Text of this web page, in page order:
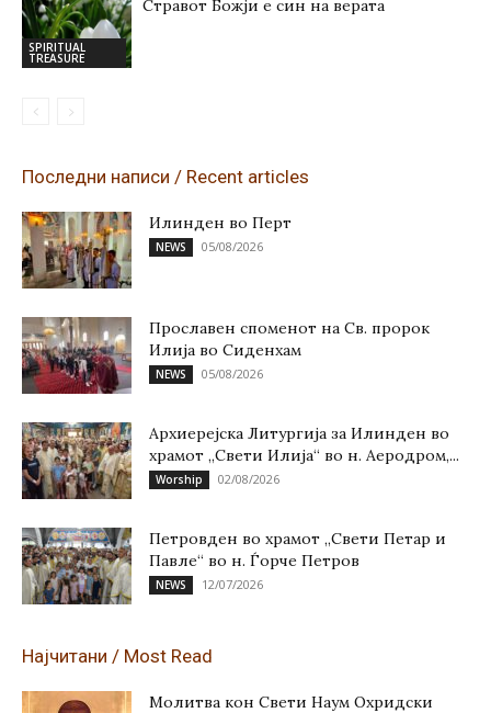
SPIRITUAL
TREASURE
Стравот Божји е син на верата
Последни написи / Recent articles
Илинден во Перт
NEWS 05/08/2026
Прославен споменот на Св. пророк
Илија во Сиденхам
NEWS 05/08/2026
Архиерејска Литургија за Илинден во
храмот „Свети Илија“ во н. Аеродром,...
Worship 02/08/2026
Петровден во храмот „Свети Петар и
Павле“ во н. Ѓорче Петров
NEWS 12/07/2026
Најчитани / Most Read
Молитва кон Свети Наум Охридски